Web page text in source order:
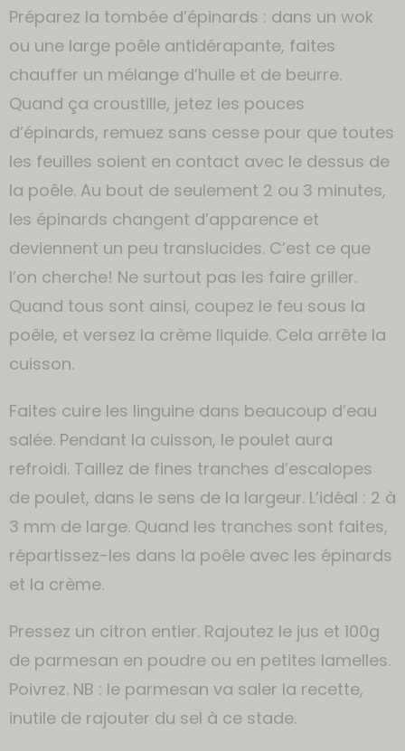
Préparez la tombée d’épinards : dans un wok
ou une large poêle antidérapante, faites
chauffer un mélange d’huile et de beurre.
Quand ça croustille, jetez les pouces
d’épinards, remuez sans cesse pour que toutes
les feuilles soient en contact avec le dessus de
la poêle. Au bout de seulement 2 ou 3 minutes,
les épinards changent d’apparence et
deviennent un peu translucides. C’est ce que
l’on cherche! Ne surtout pas les faire griller.
Quand tous sont ainsi, coupez le feu sous la
poêle, et versez la crème liquide. Cela arrête la
cuisson.
Faites cuire les linguine dans beaucoup d’eau
salée. Pendant la cuisson, le poulet aura
refroidi. Taillez de fines tranches d’escalopes
de poulet, dans le sens de la largeur. L’idéal : 2 à
3 mm de large. Quand les tranches sont faites,
répartissez-les dans la poêle avec les épinards
et la crème.
Pressez un citron entier. Rajoutez le jus et 100g
de parmesan en poudre ou en petites lamelles.
Poivrez. NB : le parmesan va saler la recette,
inutile de rajouter du sel à ce stade.